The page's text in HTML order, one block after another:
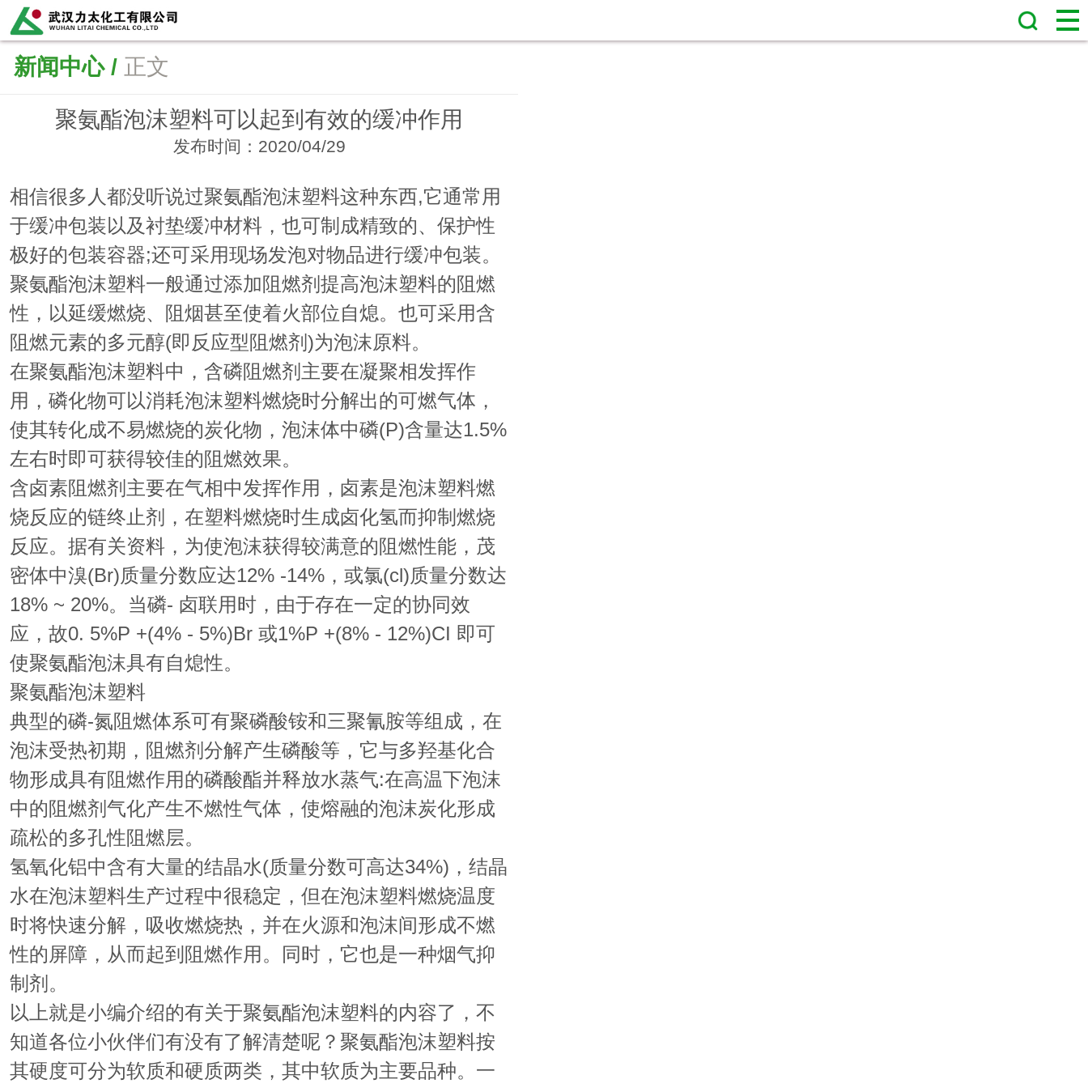
新闻中心 / 正文
聚氨酯泡沫塑料可以起到有效的缓冲作用
发布时间：2020/04/29
相信很多人都没听说过聚氨酯泡沫塑料这种东西,它通常用
于缓冲包装以及衬垫缓冲材料，也可制成精致的、保护性
极好的包装容器;还可采用现场发泡对物品进行缓冲包装。
聚氨酯泡沫塑料一般通过添加阻燃剂提高泡沫塑料的阻燃
性，以延缓燃烧、阻烟甚至使着火部位自熄。也可采用含
阻燃元素的多元醇(即反应型阻燃剂)为泡沫原料。
在聚氨酯泡沫塑料中，含磷阻燃剂主要在凝聚相发挥作
用，磷化物可以消耗泡沫塑料燃烧时分解出的可燃气体，
使其转化成不易燃烧的炭化物，泡沫体中磷(P)含量达1.5%
左右时即可获得较佳的阻燃效果。
含卤素阻燃剂主要在气相中发挥作用，卤素是泡沫塑料燃
烧反应的链终止剂，在塑料燃烧时生成卤化氢而抑制燃烧
反应。据有关资料，为使泡沫获得较满意的阻燃性能，茂
密体中溴(Br)质量分数应达12% -14%，或氯(cl)质量分数达
18% ~ 20%。当磷- 卤联用时，由于存在一定的协同效
应，故0. 5%P +(4% - 5%)Br 或1%P +(8% - 12%)CI 即可
使聚氨酯泡沫具有自熄性。
聚氨酯泡沫塑料
典型的磷-氮阻燃体系可有聚磷酸铵和三聚氰胺等组成，在
泡沫受热初期，阻燃剂分解产生磷酸等，它与多羟基化合
物形成具有阻燃作用的磷酸酯并释放水蒸气:在高温下泡沫
中的阻燃剂气化产生不燃性气体，使熔融的泡沫炭化形成
疏松的多孔性阻燃层。
氢氧化铝中含有大量的结晶水(质量分数可高达34%)，结晶
水在泡沫塑料生产过程中很稳定，但在泡沫塑料燃烧温度
时将快速分解，吸收燃烧热，并在火源和泡沫间形成不燃
性的屏障，从而起到阻燃作用。同时，它也是一种烟气抑
制剂。
以上就是小编介绍的有关于聚氨酯泡沫塑料的内容了，不
知道各位小伙伴们有没有了解清楚呢？聚氨酯泡沫塑料按
其硬度可分为软质和硬质两类，其中软质为主要品种。一